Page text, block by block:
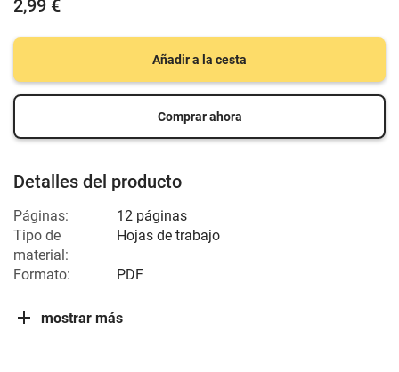
2,99 €
Añadir a la cesta
Comprar ahora
Detalles del producto
Páginas:
12 páginas
Tipo de
material:
Hojas de trabajo
Formato: PDF
mostrar más